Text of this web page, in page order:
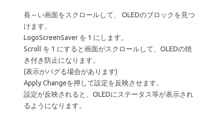
長～い画面をスクロールして、 OLEDのブロックを見つ
けます。
LogoScreenSaver を 1 にします。
Scroll を 1 にすると画面がスクロールして、OLEDの焼
き付き防止になります。
(表示がバグる場合があります)
Apply Changeを押して設定を反映させます。
設定が反映されると、OLEDにステータス等が表示され
るようになります。